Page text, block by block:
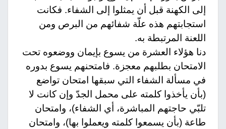
إلى الكهنة قبل أن يمثلوا إلى الشفاء. فكانت
استجابتهم هذه علّة شفائهم من البرص ومن
اللعنة المرتبطة به.
دنا هؤلاء العشرة من يسوع بإيمان ووضعوه تحت
الامتحان بطلبهم معجزة. فامتحنهم يسوع بدوره
في مسألة الشفاء التي سبقها امتحان تواضع
(بأن يأخذوا كلمته على محمل الجدّ وإن كانت لا
تلبّي حاجتهم المباشرة، أي الشفاء)، وامتحان
طاعة (بأن يسمعوا كلمته ويعملوا بها)، وامتحان